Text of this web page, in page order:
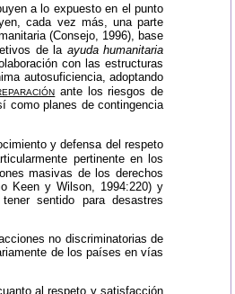
a lo expuesto en el punto
cada vez más, una parte
(Consejo, 1996), base
de la ayuda humanitaria
con las estructuras
autosuficiencia, adoptando
ante los riesgos de
como planes de contingencia
y defensa del respeto
pertinente en los
masivas de los derechos
Keen y Wilson, 1994:220) y
sentido para desastres
no discriminatorias de
de los países en vías
al respeto y satisfacción